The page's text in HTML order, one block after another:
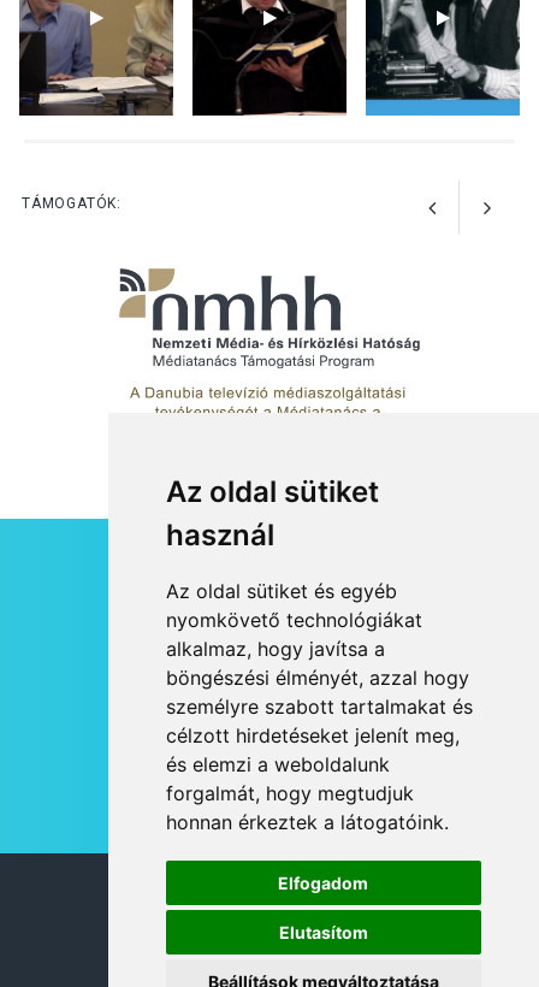
Az oldal sütiket
használ
Az oldal sütiket és egyéb
nyomkövető technológiákat
alkalmaz, hogy javítsa a
böngészési élményét, azzal hogy
személyre szabott tartalmakat és
célzott hirdetéseket jelenít meg,
és elemzi a weboldalunk
forgalmát, hogy megtudjuk
honnan érkeztek a látogatóink.
Elfogadom
Elutasítom
Beállítások megváltoztatása
KÖZÉLET
TÁMOGATÓK:
RSS
JOGI NYILATKOZAT
KAPCSOLAT
OLDALTÉRKÉP
IMPRESSZUM
HÍR BEKÜLDÉSE
© 2026 DANUBIA TV